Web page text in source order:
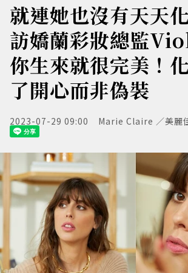
就連她也沒有天天
訪嬌蘭彩妝總監
你生來就很完美！
了開心而非偽裝
2023-07-29 09:00 Marie Claire ／美麗